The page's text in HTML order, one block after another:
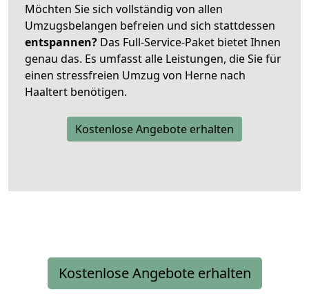
Möchten Sie sich vollständig von allen
Umzugsbelangen befreien und sich stattdessen
entspannen? Das Full-Service-Paket bietet Ihnen
genau das. Es umfasst alle Leistungen, die Sie für
einen stressfreien Umzug von Herne nach
Haaltert benötigen.
Kostenlose Angebote erhalten
Kostenlose Angebote erhalten